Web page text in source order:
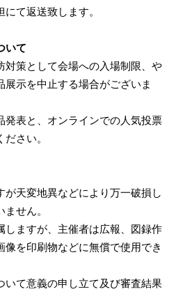
て返送致します。
いて
対策として会場への入場制限、や
示を中止する場合がございま
発表と、オンラインでの人気投票
さい。
天変地異などにより万一破損し
せん。
しますが、主催者は広報、図録作
を印刷物などに無償で使用でき
いて意義の申し立て及び審査結果